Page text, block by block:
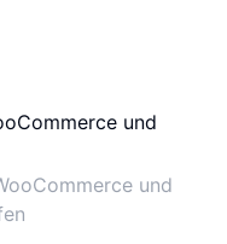
und